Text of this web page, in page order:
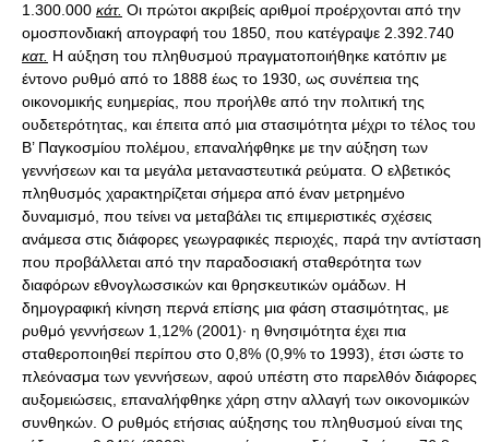
1.300.000 κάτ. Οι πρώτοι ακριβείς αριθμοί προέρχονται από την
ομοσπονδιακή απογραφή του 1850, που κατέγραψε 2.392.740
κατ. Η αύξηση του πληθυσμού πραγματοποιήθηκε κατόπιν με
έντονο ρυθμό από το 1888 έως το 1930, ως συνέπεια της
οικονομικής ευημερίας, που προήλθε από την πολιτική της
ουδετερότητας, και έπειτα από μια στασιμότητα μέχρι το τέλος του
Β’ Παγκοσμίου πολέμου, επαναλήφθηκε με την αύξηση των
γεννήσεων και τα μεγάλα μεταναστευτικά ρεύματα. Ο ελβετικός
πληθυσμός χαρακτηρίζεται σήμερα από έναν μετρημένο
δυναμισμό, που τείνει να μεταβάλει τις επιμεριστικές σχέσεις
ανάμεσα στις διάφορες γεωγραφικές περιοχές, παρά την αντίσταση
που προβάλλεται από την παραδοσιακή σταθερότητα των
διαφόρων εθνογλωσσικών και θρησκευτικών ομάδων. Η
δημογραφική κίνηση περνά επίσης μια φάση στασιμότητας, με
ρυθμό γεννήσεων 1,12% (2001)· η θνησιμότητα έχει πια
σταθεροποιηθεί περίπου στο 0,8% (0,9% το 1993), έτσι ώστε το
πλεόνασμα των γεννήσεων, αφού υπέστη στο παρελθόν διάφορες
αυξομειώσεις, επαναλήφθηκε χάρη στην αλλαγή των οικονομικών
συνθηκών. Ο ρυθμός ετήσιας αύξησης του πληθυσμού είναι της